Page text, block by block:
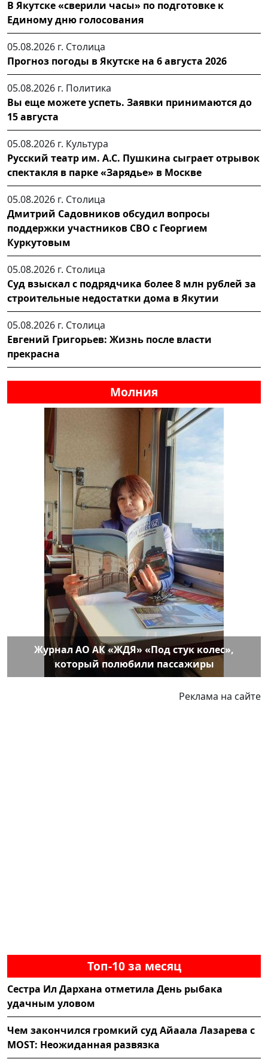
В Якутске «сверили часы» по подготовке к
Единому дню голосования
05.08.2026 г. Столица
Прогноз погоды в Якутске на 6 августа 2026
05.08.2026 г. Политика
Вы еще можете успеть. Заявки принимаются до
15 августа
05.08.2026 г. Культура
Русский театр им. А.С. Пушкина сыграет отрывок
спектакля в парке «Зарядье» в Москве
05.08.2026 г. Столица
Дмитрий Садовников обсудил вопросы
поддержки участников СВО с Георгием
Куркутовым
05.08.2026 г. Столица
Суд взыскал с подрядчика более 8 млн рублей за
строительные недостатки дома в Якутии
05.08.2026 г. Столица
Евгений Григорьев: Жизнь после власти
прекрасна
Молния
Журнал АО АК «ЖДЯ» «Под стук колес»,
который полюбили пассажиры
Реклама на сайте
Топ-10 за месяц
Сестра Ил Дархана отметила День рыбака
удачным уловом
Чем закончился громкий суд Айаала Лазарева с
MOST: Неожиданная развязка